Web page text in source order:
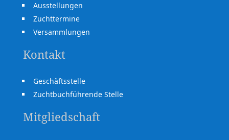
Ausstellungen
Zuchttermine
Versammlungen
Kontakt
Geschäftsstelle
Zuchtbuchführende Stelle
Mitgliedschaft